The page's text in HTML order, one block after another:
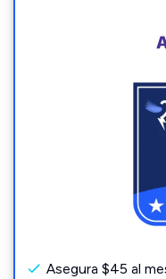
Asegura $45 al